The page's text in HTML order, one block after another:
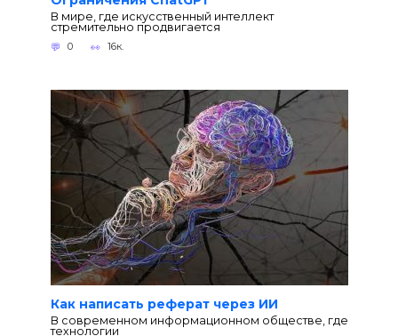
В мире, где искусственный интеллект
стремительно продвигается
0 16к.
Как написать реферат через ИИ
В современном информационном обществе, где
технологии